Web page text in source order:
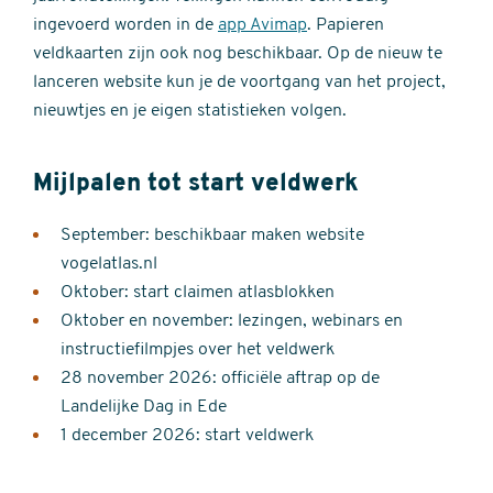
ingevoerd worden in de app Avimap. Papieren
veldkaarten zijn ook nog beschikbaar. Op de nieuw te
lanceren website kun je de voortgang van het project,
nieuwtjes en je eigen statistieken volgen.
Mijlpalen tot start veldwerk
September: beschikbaar maken website
vogelatlas.nl
Oktober: start claimen atlasblokken
Oktober en november: lezingen, webinars en
instructiefilmpjes over het veldwerk
28 november 2026: officiële aftrap op de
Landelijke Dag in Ede
1 december 2026: start veldwerk